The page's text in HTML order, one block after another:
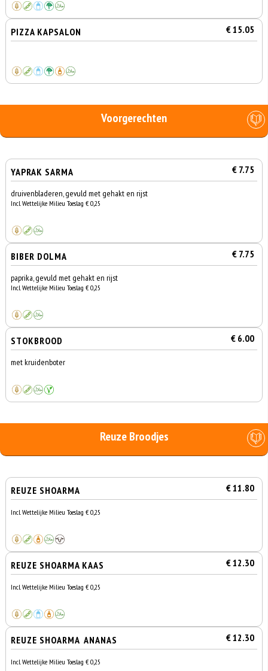
PIZZA KAPSALON € 15.05
Voorgerechten
YAPRAK SARMA € 7.75
druivenbladeren, gevuld met gehakt en rijst
Incl. Wettelijke Milieu Toeslag € 0,25
BIBER DOLMA € 7.75
paprika, gevuld met gehakt en rijst
Incl. Wettelijke Milieu Toeslag € 0,25
STOKBROOD € 6.00
met kruidenboter
Reuze Broodjes
REUZE SHOARMA € 11.80
Incl. Wettelijke Milieu Toeslag € 0,25
REUZE SHOARMA KAAS € 12.30
Incl. Wettelijke Milieu Toeslag € 0,25
REUZE SHOARMA ANANAS € 12.30
Incl. Wettelijke Milieu Toeslag € 0,25